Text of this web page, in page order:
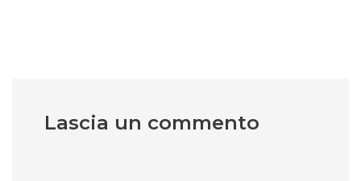
Lascia un commento